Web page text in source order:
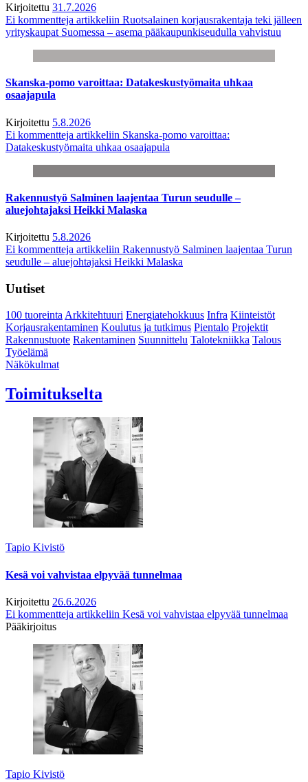
Kirjoitettu 31.7.2026
Ei kommentteja artikkeliin Ruotsalainen korjausrakentaja teki jälleen
yrityskaupat Suomessa – asema pääkaupunkiseudulla vahvistuu
Skanska-pomo varoittaa: Datakeskustyömaita uhkaa
osaajapula
Kirjoitettu 5.8.2026
Ei kommentteja artikkeliin Skanska-pomo varoittaa:
Datakeskustyömaita uhkaa osaajapula
Rakennustyö Salminen laajentaa Turun seudulle –
aluejohtajaksi Heikki Malaska
Kirjoitettu 5.8.2026
Ei kommentteja artikkeliin Rakennustyö Salminen laajentaa Turun
seudulle – aluejohtajaksi Heikki Malaska
Uutiset
100 tuoreintaArkkitehtuuri Energiatehokkuus Infra Kiinteistöt
Korjausrakentaminen Koulutus ja tutkimus Pientalo Projektit
Rakennustuote Rakentaminen Suunnittelu Talotekniikka Talous
Työelämä
Näkökulmat
Toimitukselta
Tapio Kivistö
Kesä voi vahvistaa elpyvää tunnelmaa
Kirjoitettu 26.6.2026
Ei kommentteja artikkeliin Kesä voi vahvistaa elpyvää tunnelmaa
Pääkirjoitus
Tapio Kivistö